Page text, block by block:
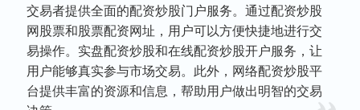
交易者提供全面的配资炒股门户服务。通过配资炒股
网股票和股票配资网址，用户可以方便快捷地进行交
易操作。实盘配资炒股和在线配资炒股开户服务，让
用户能够真实参与市场交易。此外，网络配资炒股平
台提供丰富的资源和信息，帮助用户做出明智的交易